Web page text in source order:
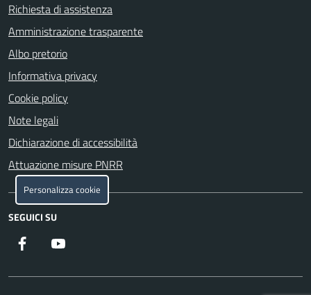
Richiesta di assistenza
Amministrazione trasparente
Albo pretorio
Informativa privacy
Cookie policy
Note legali
Dichiarazione di accessibilità
Attuazione misure PNRR
SEGUICI SU
Facebook
Personalizza cookie